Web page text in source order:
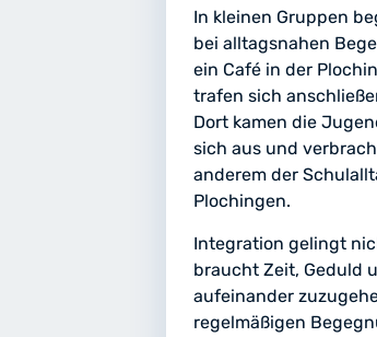
In kleinen Gruppen
bei alltagsnahen
ein Café in der
trafen sich
Dort kamen die
sich aus und
anderem der
Plochingen.
Integration gelingt
braucht Zeit, Geduld
aufeinander
regelmäßigen